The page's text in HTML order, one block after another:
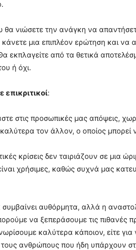
νιώσετε την ανάγκη να
μια επιπλέον ερώτηση και να
εκπλαγείτε από τα θετικά
ή όχι.
:
στις προσωπικές μας απόψεις,
τον άλλον, ο οποίος μπορεί
κρίσεις δεν ταιριάζουν σε μια
χρήσιμες, καθώς συχνά μας
συμβαίνει αυθόρμητα, αλλά η
να ξεπεράσουμε τις πιθανές
καλύτερα κάποιον, είτε
ανθρώπους που ήδη υπάρχουν